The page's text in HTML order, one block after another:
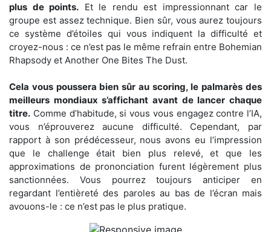
plus de points. Et le rendu est impressionnant car le
groupe est assez technique. Bien sûr, vous aurez toujours
ce système d’étoiles qui vous indiquent la difficulté et
croyez-nous : ce n’est pas le même refrain entre Bohemian
Rhapsody et Another One Bites The Dust.
Cela vous poussera bien sûr au scoring, le palmarès des
meilleurs mondiaux s’affichant avant de lancer chaque
titre. Comme d’habitude, si vous vous engagez contre l’IA,
vous n’éprouverez aucune difficulté. Cependant, par
rapport à son prédécesseur, nous avons eu l’impression
que le challenge était bien plus relevé, et que les
approximations de prononciation furent légèrement plus
sanctionnées. Vous pourrez toujours anticiper en
regardant l’entièreté des paroles au bas de l’écran mais
avouons-le : ce n’est pas le plus pratique.